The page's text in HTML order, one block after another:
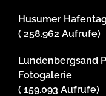
Husumer
( 258.962 Aufrufe)
Lundenbergsand
Fotogalerie
( 159.093 Aufrufe)